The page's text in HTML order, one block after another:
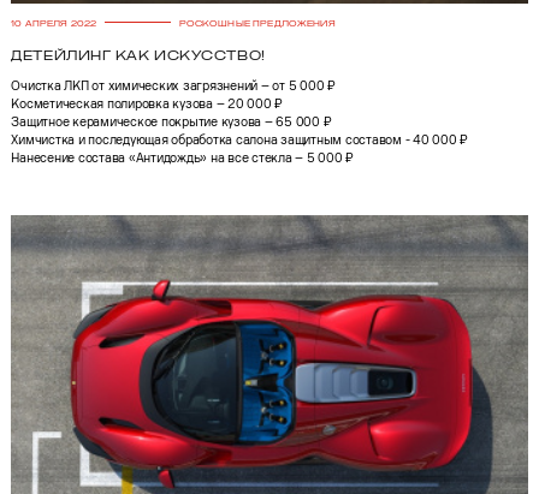
10 АПРЕЛЯ 2022 РОСКОШНЫЕ ПРЕДЛОЖЕНИЯ
Детейлинг как искусство!
Очистка ЛКП от химических загрязнений – от 5 000 ₽
Косметическая полировка кузова – 20 000 ₽
Защитное керамическое покрытие кузова – 65 000 ₽
Химчистка и последующая обработка салона защитным составом - 40 000 ₽
Нанесение состава «Антидождь» на все стекла – 5 000 ₽